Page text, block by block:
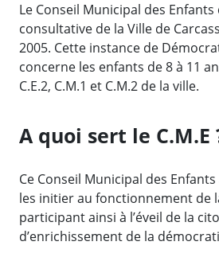
Le Conseil Municipal des
consultative de la Ville de
2005. Cette instance de
concerne les enfants de 8 à 11
C.E.2, C.M.1 et C.M.2 de la ville.
A quoi sert le C.M.E
Ce Conseil Municipal des
les initier au fonctionnement de
participant ainsi à l’éveil de la
d’enrichissement de la